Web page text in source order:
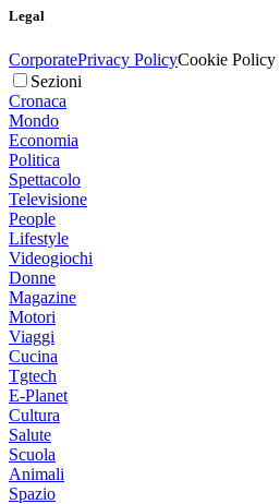
Legal
CorporatePrivacy PolicyCookie Policy
Sezioni
Cronaca
Mondo
Economia
Politica
Spettacolo
Televisione
People
Lifestyle
Videogiochi
Donne
Magazine
Motori
Viaggi
Cucina
Tgtech
E-Planet
Cultura
Salute
Scuola
Animali
Spazio